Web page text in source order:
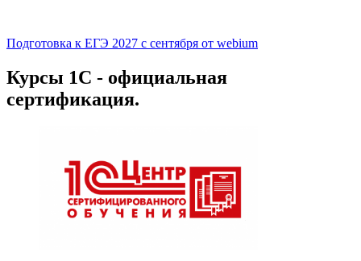
Подготовка к ЕГЭ 2027 с сентября от webium
Курсы 1С - официальная
сертификация.